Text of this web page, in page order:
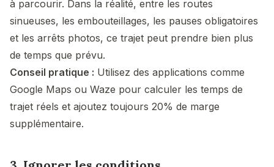
à parcourir. Dans la réalité, entre les routes
sinueuses, les embouteillages, les pauses obligatoires
et les arrêts photos, ce trajet peut prendre bien plus
de temps que prévu.
Conseil pratique : Utilisez des applications comme
Google Maps ou Waze pour calculer les temps de
trajet réels et ajoutez toujours 20% de marge
supplémentaire.